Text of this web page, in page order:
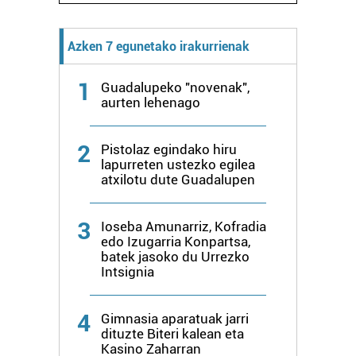
bazkideen zerrenda, beren ustez zein helburutarako
duten interes legitimoa eta horren aurka nola egin
dezakezun ikusteko.
Lortu zure datu pertsonalak prozesatzeko moduari
buruzko informazio gehiago eta ezarri zure lehentasunak
datuen atalean. Edozein unetan alda edo ken dezakezu
zure baimena Cookieen adierazpenean.
Webgune honek cookie propioak eta hirugarrenen cookie-
fitxategiak erabiltzen ditu. Zure esperientzia eta
zerbitzuak hobetzeko asmoz, cookie teknologiaz
baliatzen gara. Ohar hau onartuz gero, teknologia hori
erabiltzeko baimen esplizitua ematen diguzu.
Azken 7 egunetako irakurrienak
1
Guadalupeko "novenak",
aurten lehenago
2
Pistolaz egindako hiru
lapurreten ustezko egilea
atxilotu dute Guadalupen
3
Ioseba Amunarriz, Kofradia
edo Izugarria Konpartsa,
batek jasoko du Urrezko
Intsignia
4
Gimnasia aparatuak jarri
dituzte Biteri kalean eta
Kasino Zaharran